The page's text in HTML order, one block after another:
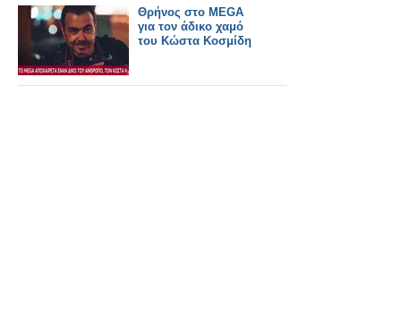
Θρήνος στο MEGA
για τον άδικο χαμό
του Κώστα Κοσμίδη